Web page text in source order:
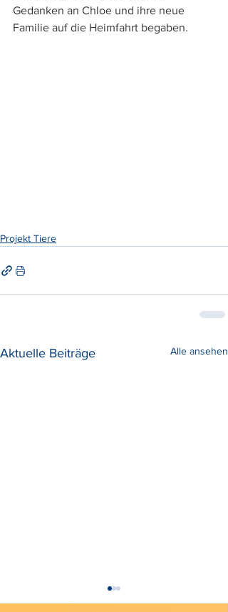
Gedanken an Chloe und ihre neue
Familie auf die Heimfahrt begaben.
Projekt Tiere
Aktuelle Beiträge Alle ansehen